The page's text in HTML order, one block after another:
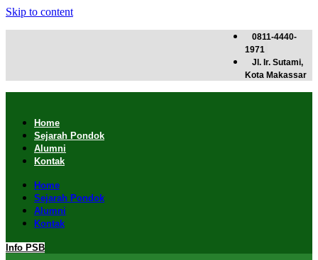
Skip to content
0811-4440-
1971
Jl. Ir. Sutami,
Kota Makassar
Home
Sejarah Pondok
Alumni
Kontak
Home
Sejarah Pondok
Alumni
Kontak
Info PSB